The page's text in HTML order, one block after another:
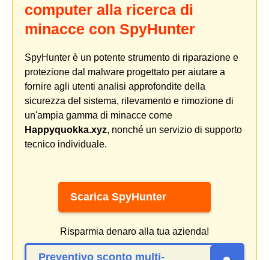
computer alla ricerca di
minacce con SpyHunter
SpyHunter è un potente strumento di riparazione e
protezione dal malware progettato per aiutare a
fornire agli utenti analisi approfondite della
sicurezza del sistema, rilevamento e rimozione di
un'ampia gamma di minacce come
Happyquokka.xyz, nonché un servizio di supporto
tecnico individuale.
Scarica SpyHunter
Risparmia denaro alla tua azienda!
Preventivo sconto multi-